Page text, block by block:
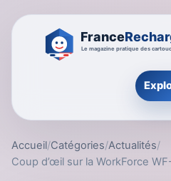
Accueil/Catégories/Actualités/
Coup d’œil sur la WorkForce